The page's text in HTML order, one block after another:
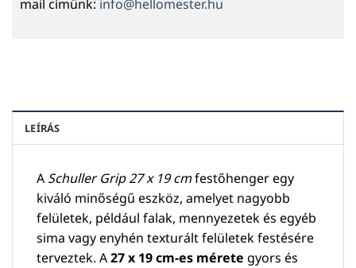
mail címünk: info@hellomester.hu
LEÍRÁS
A Schuller Grip 27 x 19 cmfestőhenger egy
kiváló minőségű eszköz, amelyet nagyobb
felületek, például falak, mennyezetek és egyéb
sima vagy enyhén texturált felületek festésére
terveztek. A27 x 19 cm-es mérete gyors és